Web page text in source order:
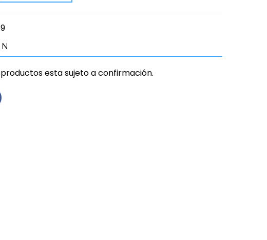
esta sujeto a confirmación.